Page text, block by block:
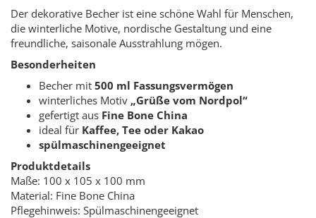
Der dekorative Becher ist eine schöne Wahl für Menschen,
die winterliche Motive, nordische Gestaltung und eine
freundliche, saisonale Ausstrahlung mögen.
Besonderheiten
Becher mit 500 ml Fassungsvermögen
winterliches Motiv „Grüße vom Nordpol“
gefertigt aus Fine Bone China
ideal für Kaffee, Tee oder Kakao
spülmaschinengeeignet
Produktdetails
Maße: 100 x 105 x 100 mm
Material: Fine Bone China
Pflegehinweis: Spülmaschinengeeignet